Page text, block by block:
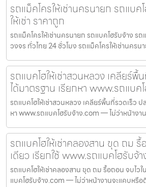
รถแม็คโครให้เช่านครนายก รถแบค
ให้เช่า ราคาถูก
รถแม็คโครให้เช่านครนายก รถแบคโฮรับจ้าง รถ
วงจร ทั่วไทย 24 ชั่วโมง รถแม็คโครให้เช่านครน
รถแบคโฮให้เช่าสวนหลวง เคลียร์
ได้มาตรฐาน เรียกหา www.รถแบค
รถแบคโฮให้เช่าสวนหลวง เคลียร์พื้นที่รวดเร็ว
หา www.รถแบคโฮรับจ้าง.com — ไม่ว่าหน้างา
รถแบคโฮให้เช่าคลองสาน ขุด ถม รื้
เดียว เรียกใช้ www.รถแบคโฮรับจ้
รถแบคโฮให้เช่าคลองสาน ขุด ถม รื้อถอน จบไวใ
แบคโฮรับจ้าง.com — ไม่ว่าหน้างานจะแคบหรือ